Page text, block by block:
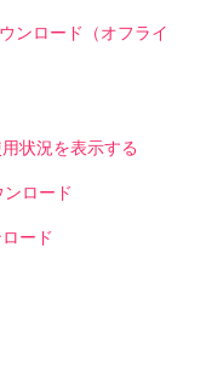
ンロード（オフライ
状況を表示する
ロード
ード